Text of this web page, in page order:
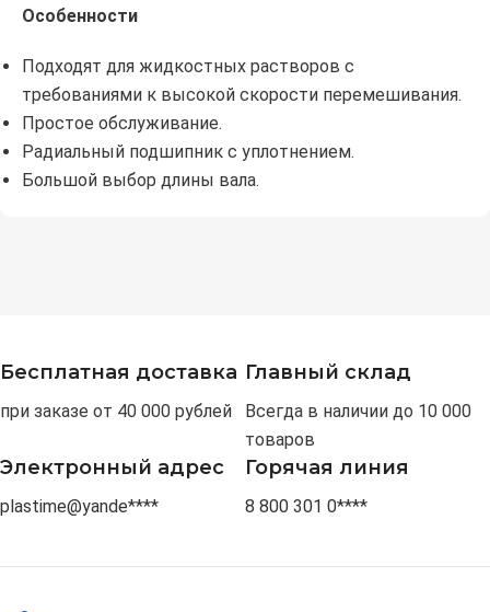
Особенности
Подходят для жидкостных растворов с
требованиями к высокой скорости перемешивания.
Простое обслуживание.
Радиальный подшипник с уплотнением.
Большой выбор длины вала.
Бесплатная доставка
при заказе от 40 000 рублей
Главный склад
Всегда в наличии до 10 000
товаров
Электронный адрес
plastime@yande****
Горячая линия
8 800 301 0****